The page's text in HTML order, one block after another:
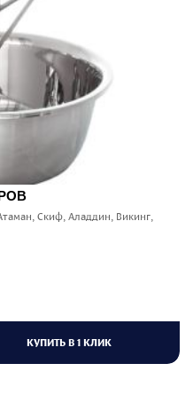
Скиф, Аладдин, Викинг,
КУПИТЬ В 1 КЛИК